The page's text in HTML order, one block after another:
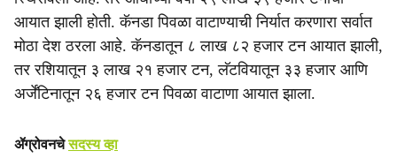
आयात झाली होती. कॅनडा पिवळा वाटाण्याची निर्यात करणारा सर्वात
मोठा देश ठरला आहे. कॅनडातून ८ लाख ८२ हजार टन आयात झाली,
तर रशियातून ३ लाख २१ हजार टन, लॅटवियातून ३३ हजार आणि
अर्जेंटिनातून २६ हजार टन पिवळा वाटाणा आयात झाला.
ॲग्रोवनचेसदस्य व्हा